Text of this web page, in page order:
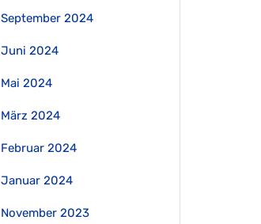
September 2024
Juni 2024
Mai 2024
März 2024
Februar 2024
Januar 2024
November 2023